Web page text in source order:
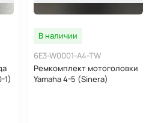
1)
В наличии
6E3-W0001-A4-TW
Ремкомплект мотоголовки
Yamaha 4-5 (Sinera)